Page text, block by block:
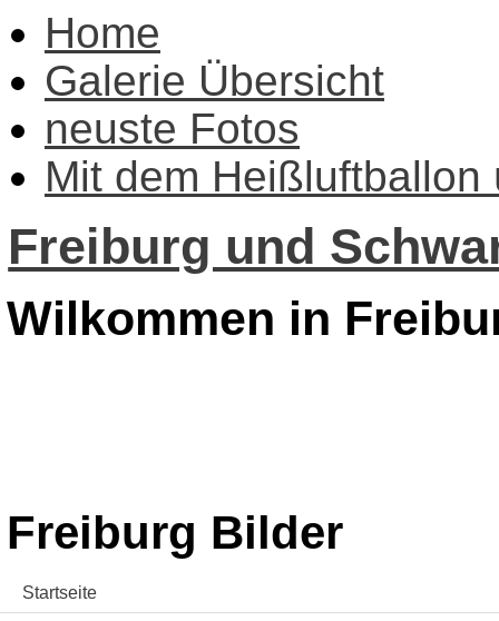
Home
Galerie Übersicht
neuste Fotos
Mit dem Heißluftballon
Freiburg und
Wilkommen in
Freiburg Bilder
Startseite